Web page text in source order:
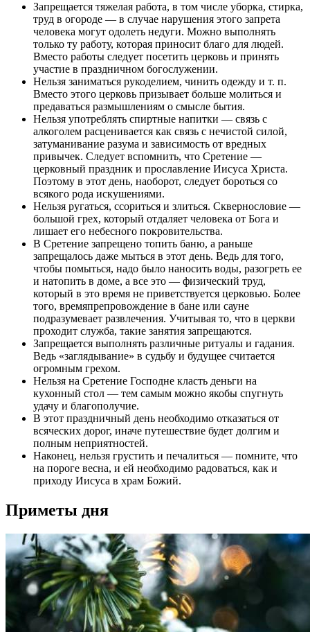
Запрещается тяжелая работа, в том числе уборка, стирка,
труд в огороде — в случае нарушения этого запрета
человека могут одолеть недуги. Можно выполнять
только ту работу, которая приносит благо для людей.
Вместо работы следует посетить церковь и принять
участие в праздничном богослужении.
Нельзя заниматься рукоделием, чинить одежду и т. п.
Вместо этого церковь призывает больше молиться и
предаваться размышлениям о смысле бытия.
Нельзя употреблять спиртные напитки — связь с
алкоголем расценивается как связь с нечистой силой,
затуманивание разума и зависимость от вредных
привычек. Следует вспомнить, что Сретение —
церковный праздник и прославление Иисуса Христа.
Поэтому в этот день, наоборот, следует бороться со
всякого рода искушениями.
Нельзя ругаться, ссориться и злиться. Сквернословие —
большой грех, который отдаляет человека от Бога и
лишает его небесного покровительства.
В Сретение запрещено топить баню, а раньше
запрещалось даже мыться в этот день. Ведь для того,
чтобы помыться, надо было наносить воды, разогреть ее
и натопить в доме, а все это — физический труд,
который в это время не приветствуется церковью. Более
того, времяпрепровождение в бане или сауне
подразумевает развлечения. Учитывая то, что в церкви
проходит служба, такие занятия запрещаются.
Запрещается выполнять различные ритуалы и гадания.
Ведь «заглядывание» в судьбу и будущее считается
огромным грехом.
Нельзя на Сретение Господне класть деньги на
кухонный стол — тем самым можно якобы спугнуть
удачу и благополучие.
В этот праздничный день необходимо отказаться от
всяческих дорог, иначе путешествие будет долгим и
полным неприятностей.
Наконец, нельзя грустить и печалиться — помните, что
на пороге весна, и ей необходимо радоваться, как и
приходу Иисуса в храм Божий.
Приметы дня